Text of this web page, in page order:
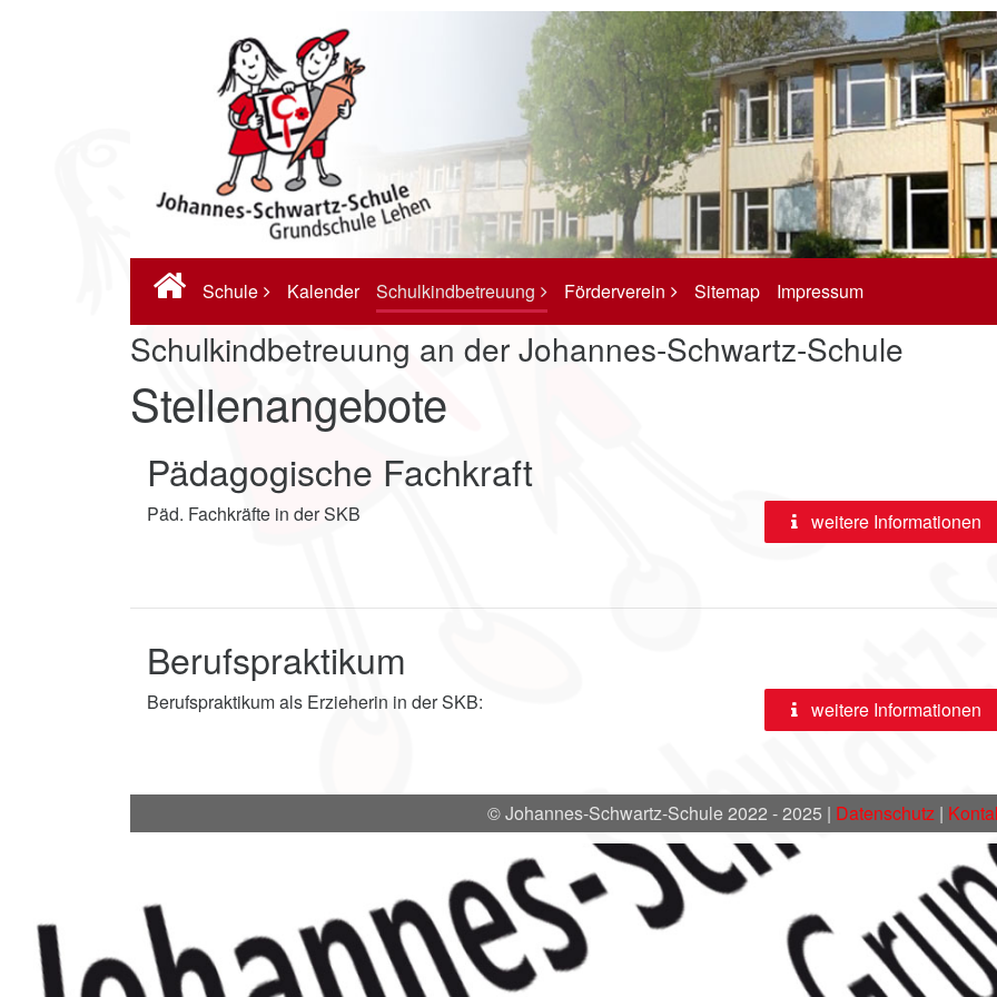
Schule Kalender Schulkindbetreuung Förderverein Sitemap Impressum
Schulkindbetreuung an der Johannes-Schwartz-Schule
Stellenangebote
Pädagogische Fachkraft
Päd. Fachkräfte in der SKB weitere Informationen
Berufspraktikum
Berufspraktikum als Erzieherin in der SKB: weitere Informationen
© Johannes-Schwartz-Schule 2022 - 2025 | Datenschutz |